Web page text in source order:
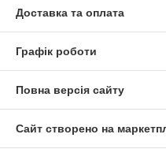
Доставка та оплата
Графік роботи
Повна версія сайту
Сайт створено на